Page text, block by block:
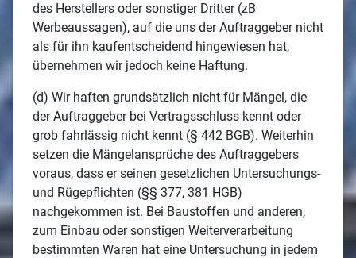
des Herstellers oder sonstiger Dritter (zB
Werbeaussagen), auf die uns der Auftraggeber nicht
als für ihn kaufentscheidend hingewiesen hat,
übernehmen wir jedoch keine Haftung.
(d) Wir haften grundsätzlich nicht für Mängel, die
der Auftraggeber bei Vertragsschluss kennt oder
grob fahrlässig nicht kennt (§ 442 BGB). Weiterhin
setzen die Mängelansprüche des Auftraggebers
voraus, dass er seinen gesetzlichen Untersuchungs-
und Rügepflichten (§§ 377, 381 HGB)
nachgekommen ist. Bei Baustoffen und anderen,
zum Einbau oder sonstigen Weiterverarbeitung
bestimmten Waren hat eine Untersuchung in jedem